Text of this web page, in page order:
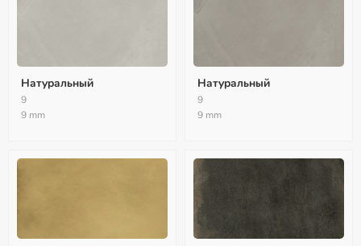
Натуральный
9
9 mm
Натуральный
9
9 mm